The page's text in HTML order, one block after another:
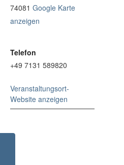
74081 Google Karte
anzeigen
Telefon
+49 7131 589820
Veranstaltungsort-
Website anzeigen